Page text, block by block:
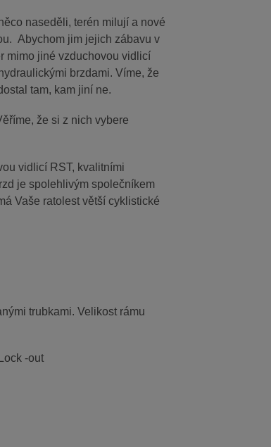
naseděli, terén milují a nové
Abychom jim jejich zábavu v
mimo jiné vzduchovou vidlicí
brzdami. Víme, že
tam, kam jiní ne.
že si z nich vybere
vidlicí RST, kvalitními
je spolehlivým společníkem
Vaše ratolest větší cyklistické
trubkami. Velikost rámu
-out